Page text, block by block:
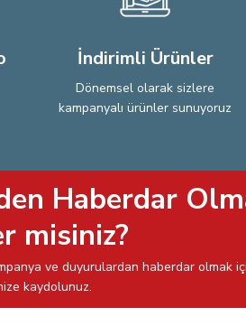
sitelerden daha pahalı.
İndirimli Ürünler
Dönemsel olarak sizlere
kampanyalı ürünler sunuyoruz
Haberdar
misiniz?
ve duyurulardan haberdar olmak
kaydolunuz.